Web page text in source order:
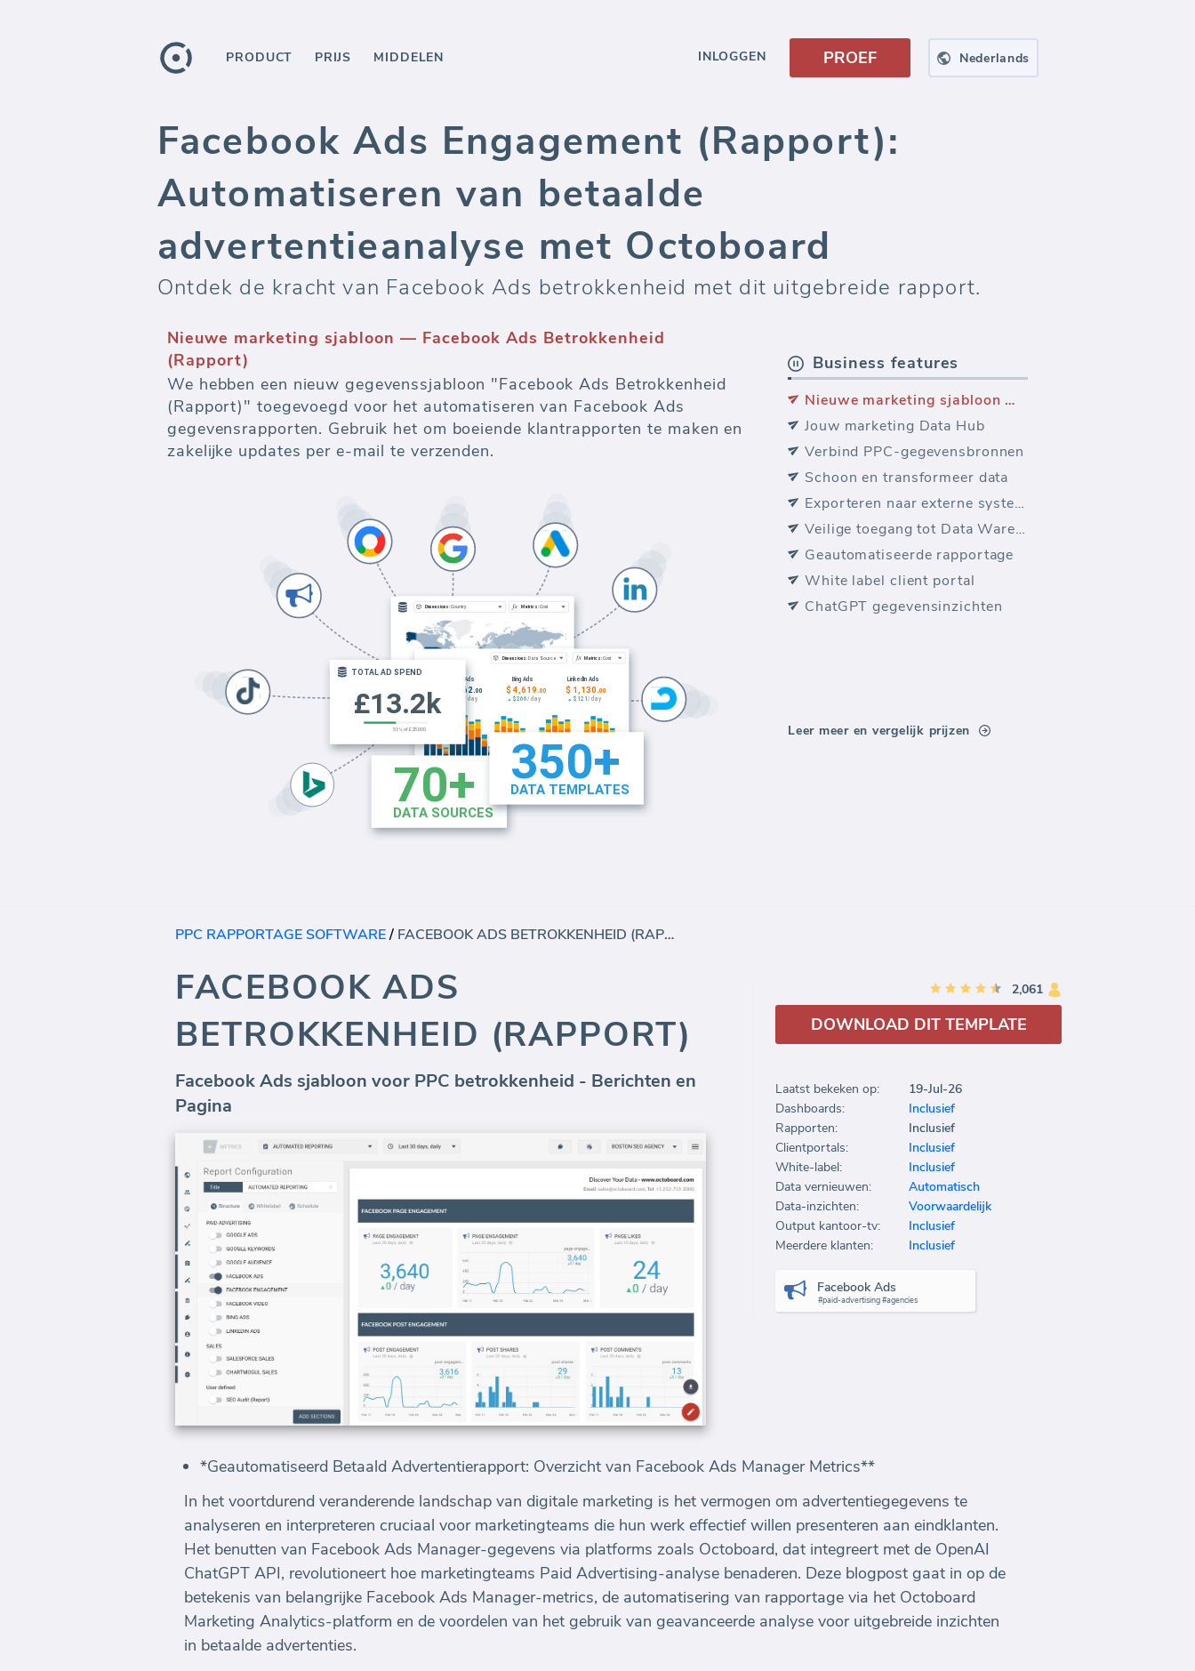
PRODUCT PRIJS MIDDELEN INLOGGEN PROEF Nederlands
Facebook Ads Engagement (Rapport):
Automatiseren van betaalde
advertentieanalyse met Octoboard
Ontdek de kracht van Facebook Ads betrokkenheid met dit uitgebreide rapport.
Nieuwe marketing sjabloon — Facebook Ads Betrokkenheid
(Rapport)
We hebben een nieuw gegevenssjabloon "Facebook Ads Betrokkenheid
(Rapport)" toegevoegd voor het automatiseren van Facebook Ads
gegevensrapporten. Gebruik het om boeiende klantrapporten te maken en
zakelijke updates per e-mail te verzenden.
Business features
Nieuwe marketing sjabloon — Facebook Ads Betrokkenheid (Rapport)
Jouw marketing Data Hub
Verbind PPC-gegevensbronnen
Schoon en transformeer data
Exporteren naar externe systemen
Veilige toegang tot Data Warehouse
Geautomatiseerde rapportage
White label client portal
ChatGPT gegevensinzichten
Leer meer en vergelijk prijzen
PPC RAPPORTAGE SOFTWARE/ FACEBOOK ADS BETROKKENHEID (RAPPORT)
FACEBOOK ADS
BETROKKENHEID (RAPPORT)
Facebook Ads sjabloon voor PPC betrokkenheid - Berichten en
Pagina
*Geautomatiseerd Betaald Advertentierapport: Overzicht van Facebook Ads Manager Metrics**
In het voortdurend veranderende landschap van digitale marketing is het vermogen om advertentiegegevens te
analyseren en interpreteren cruciaal voor marketingteams die hun werk effectief willen presenteren aan eindklanten.
Het benutten van Facebook Ads Manager-gegevens via platforms zoals Octoboard, dat integreert met de OpenAI
ChatGPT API, revolutioneert hoe marketingteams Paid Advertising-analyse benaderen. Deze blogpost gaat in op de
betekenis van belangrijke Facebook Ads Manager-metrics, de automatisering van rapportage via het Octoboard
Marketing Analytics-platform en de voordelen van het gebruik van geavanceerde analyse voor uitgebreide inzichten
in betaalde advertenties.
2,061
DOWNLOAD DIT TEMPLATE
Laatst bekeken op:
19-Jul-26
Dashboards:
Inclusief
Rapporten:
Inclusief
Clientportals:
Inclusief
White-label:
Inclusief
Data vernieuwen:
Automatisch
Data-inzichten:
Voorwaardelijk
Output kantoor-tv:
Inclusief
Meerdere klanten:
Inclusief
Facebook Ads
#paid-advertising #agencies